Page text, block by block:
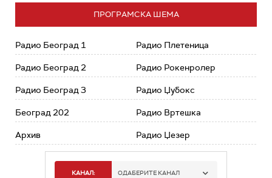
ПРОГРАМСКА ШЕМА
Радио Београд 1
Радио Београд 2
Радио Београд 3
Београд 202
Архив
Радио Плетеница
Радио Рокенролер
Радио Џубокс
Радио Вртешка
Радио Џезер
КАНАЛ: ОДАБЕРИТЕ КАНАЛ